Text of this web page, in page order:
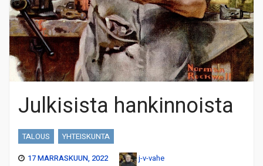
Julkisista hankinnoista
TALOUS
YHTEISKUNTA
17 MARRASKUUN, 2022
j-v-vahe